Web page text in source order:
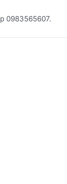
0983565607.